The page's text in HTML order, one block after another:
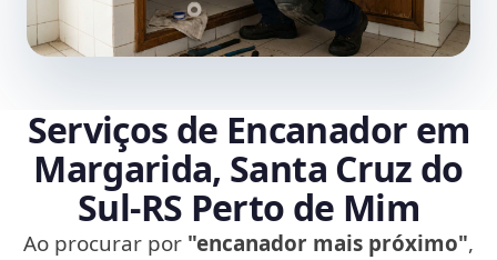
Serviços de Encanador em
Margarida, Santa Cruz do
Sul‑RS Perto de Mim
Ao procurar por "encanador mais próximo",